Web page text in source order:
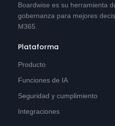
Boardwise es su herramienta
gobernanza para mejores
M365.
Plataforma
Producto
Funciones de IA
Seguridad y cumplimiento
Integraciones